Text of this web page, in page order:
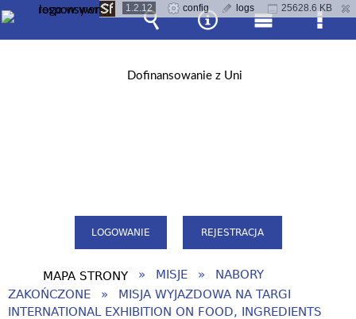
LOGOWANIE REJESTRACJA
MAPA STRONY MISJE
NABORY
ZAKOŃCZONE
MISJA WYJAZDOWA NA TARGI
INTERNATIONAL EXHIBITION ON FOOD, INGREDIENTS
Wyszukiwarka
Narzędzia
Menu
1.2.12 config logs 25628.6 KB